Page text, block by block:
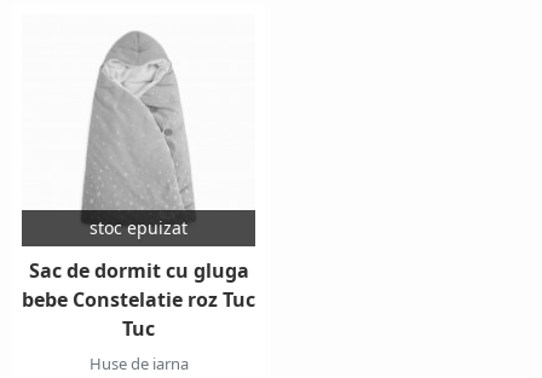
stoc epuizat
Sac de dormit cu gluga
bebe Constelatie roz Tuc
Tuc
Huse de iarna